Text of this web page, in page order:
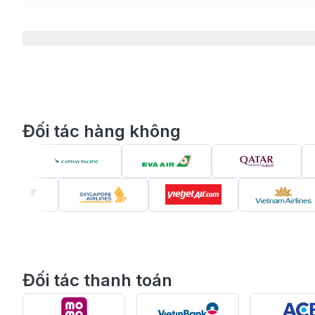
Giới thiệu về Melbourne - “thủ phủ
Đối tác hàng không
Đối tác thanh toán